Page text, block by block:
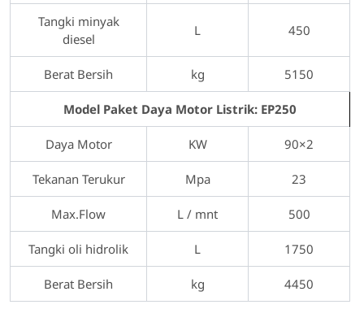
Tangki minyak
diesel
L 450
Berat Bersih kg 5150
Model Paket Daya Motor Listrik: EP250
Daya Motor KW 90×2
Tekanan Terukur Mpa 23
Max.Flow L / mnt 500
Tangki oli hidrolik L 1750
Berat Bersih kg 4450